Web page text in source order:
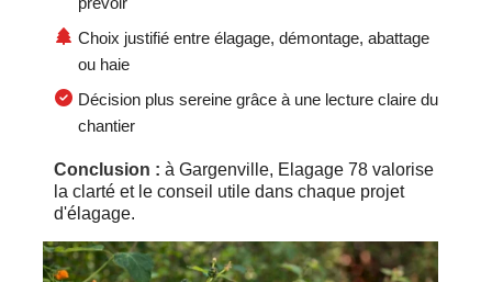
Choix justifié entre élagage, démontage, abattage
ou haie
Décision plus sereine grâce à une lecture claire du
chantier
Conclusion : à Gargenville, Elagage 78 valorise
la clarté et le conseil utile dans chaque projet
d'élagage.